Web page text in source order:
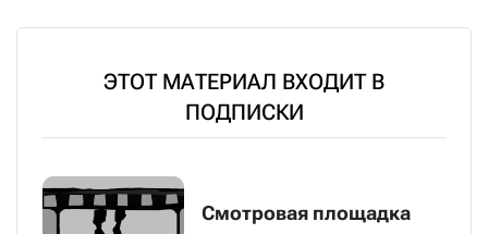
ЭТОТ МАТЕРИАЛ ВХОДИТ В
ПОДПИСКИ
Смотровая площадка